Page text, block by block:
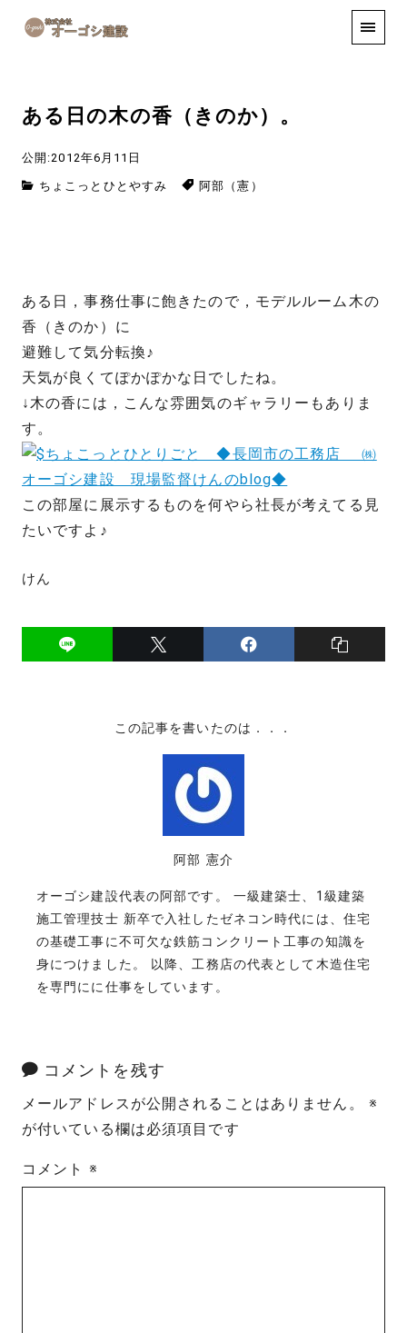
手しごと
ある日の木の香（きのか）。
公開:2012年6月11日
ちょこっとひとやすみ 阿部（憲）
ある日，事務仕事に飽きたので，モデルルーム木の
香（きのか）に
避難して気分転換♪
天気が良くてぽかぽかな日でしたね。
↓木の香には，こんな雰囲気のギャラリーもありま
す。
この部屋に展示するものを何やら社長が考えてる見
たいですよ♪
けん
この記事を書いたのは．．．
阿部 憲介
オーゴシ建設代表の阿部です。 一級建築士、1級建築
施工管理技士 新卒で入社したゼネコン時代には、住宅
の基礎工事に不可欠な鉄筋コンクリート工事の知識を
身につけました。 以降、工務店の代表として木造住宅
を専門にに仕事をしています。
コメントを残す
メールアドレスが公開されることはありません。
※
が付いている欄は必須項目です
コメント ※